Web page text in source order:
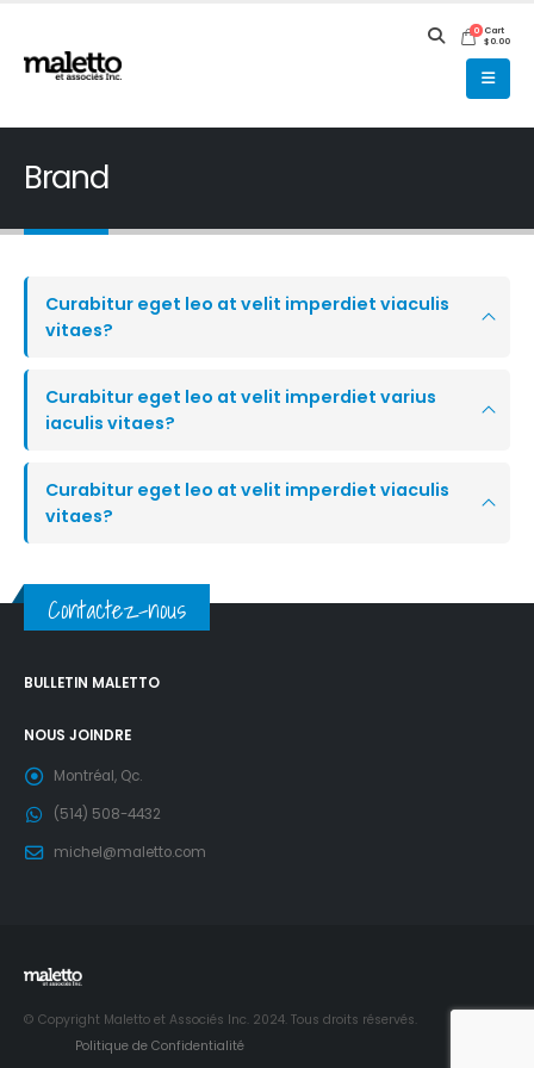
0 Cart
$0.00
Brand
Curabitur eget leo at velit imperdiet viaculis
vitaes?
Curabitur eget leo at velit imperdiet varius
iaculis vitaes?
Curabitur eget leo at velit imperdiet viaculis
vitaes?
Contactez-nous
BULLETIN MALETTO
NOUS JOINDRE
Montréal, Qc.
(514) 508-4432
michel@maletto.com
© Copyright Maletto et Associés Inc. 2024. Tous droits réservés.
Politique de Confidentialité